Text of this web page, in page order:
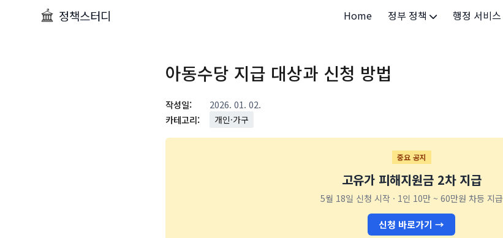
정책스터디 Home 정부 정책
정부 정책
행정 서비스
세무/납부
기타 서비스
아동수당 지급 대상과 신청 방법
작성일:
2026. 01. 02.
카테고리:
개인·가구
중요 공지
고유가 피해지원금 2차 지급
5월 18일 신청 시작 · 1인 10만 ~ 60만원 차등 지급
신청 바로가기 →